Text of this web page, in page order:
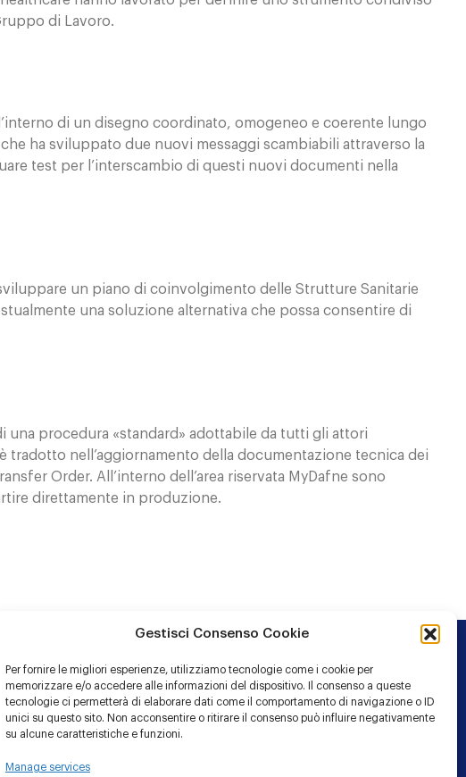
Gestisci Consenso Cookie
Per fornire le migliori esperienze, utilizziamo tecnologie come i cookie per
memorizzare e/o accedere alle informazioni del dispositivo. Il consenso a queste
tecnologie ci permetterà di elaborare dati come il comportamento di navigazione o ID
unici su questo sito. Non acconsentire o ritirare il consenso può influire negativamente
su alcune caratteristiche e funzioni.
Manage services
di Lavoro.
di un disegno coordinato, omogeneo e coerente lungo
ha sviluppato due nuovi messaggi scambiabili attraverso la
test per l’interscambio di questi nuovi documenti nella
un piano di coinvolgimento delle Strutture Sanitarie
una soluzione alternativa che possa consentire di
una procedura «standard» adottabile da tutti gli attori
tradotto nell’aggiornamento della documentazione tecnica dei
Order. All’interno dell’area riservata MyDafne sono
direttamente in produzione.
POLICY